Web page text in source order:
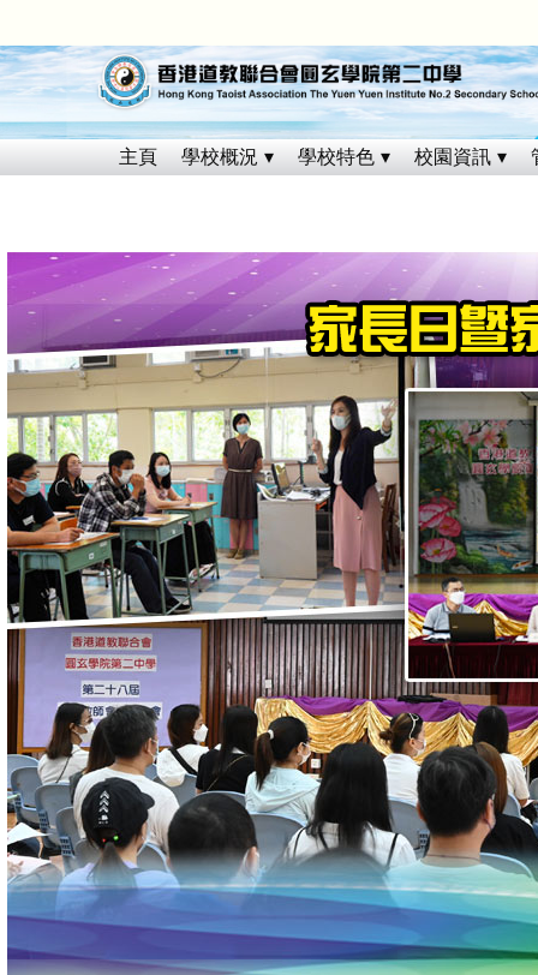
主頁 學校概況 學校特色 校園資訊